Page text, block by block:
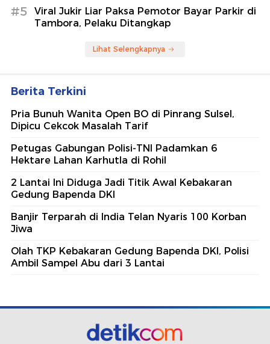
#5
Viral Jukir Liar Paksa Pemotor Bayar Parkir di
Tambora, Pelaku Ditangkap
Lihat Selengkapnya
Berita Terkini
Pria Bunuh Wanita Open BO di Pinrang Sulsel,
Dipicu Cekcok Masalah Tarif
Petugas Gabungan Polisi-TNI Padamkan 6
Hektare Lahan Karhutla di Rohil
2 Lantai Ini Diduga Jadi Titik Awal Kebakaran
Gedung Bapenda DKI
Banjir Terparah di India Telan Nyaris 100 Korban
Jiwa
Olah TKP Kebakaran Gedung Bapenda DKI, Polisi
Ambil Sampel Abu dari 3 Lantai